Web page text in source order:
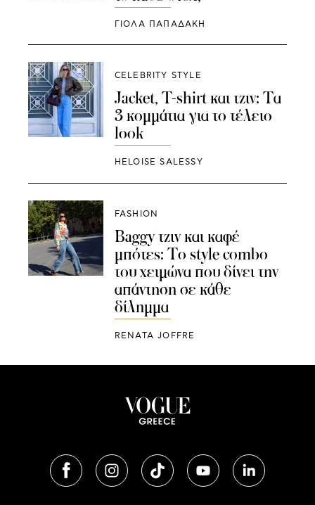
ΓΙΌΛΑ ΠΑΠΑΔΆΚΗ
CELEBRITY STYLE
Jacket, T-shirt και τζιν: Τα
3 κομμάτια για το τέλειο
look
HELOISE SALESSY
FASHION
Baggy τζιν και καφέ
μπότες: Το style combo
του χειμώνα που δίνει την
απάντηση σε κάθε
δίλημμα
RENATA JOFFRE